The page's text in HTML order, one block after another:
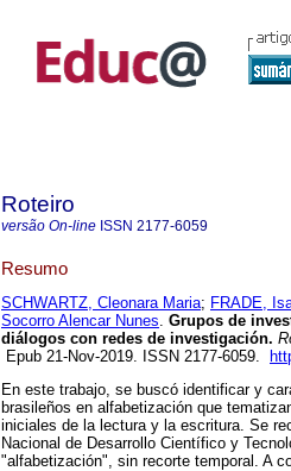
Roteiro
versão On-line ISSN 2177-6059
Resumo
SCHWARTZ, Cleonara Maria; FRADE,
Socorro Alencar Nunes. Grupos de
diálogos con redes de investigación.
Epub 21-Nov-2019. ISSN 2177-6059.
En este trabajo, se buscó identificar y
brasileños en alfabetización que
iniciales de la lectura y la escritura. Se
Nacional de Desarrollo Científico y
"alfabetización", sin recorte temporal. A